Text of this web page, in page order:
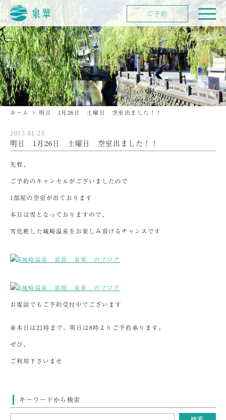
ホーム > 明日 1月26日 土曜日 空室出ました！！
2013.01.25
明日 1月26日 土曜日 空室出ました！！
先程、
ご予約のキャンセルがございましたので
1部屋の空室が出ております
本日は雪となっておりますので、
雪化粧した城崎温泉をお楽しみ頂けるチャンスです
お電話でもご予約受付中でございます
※本日は21時まで。明日は8時よりご予約承ります。
ぜひ、
ご利用下さいませ
キーワードから検索
ご予約